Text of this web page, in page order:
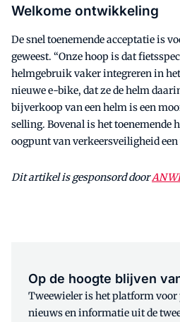
Welkome ontwikkeling
De snel toenemende acceptatie is
geweest. “Onze hoop is dat
helmgebruik vaker integreren in
nieuwe e-bike, dat ze de helm
bijverkoop van een helm is een
selling. Bovenal is het toenemende
oogpunt van verkeersveiligheid
Dit artikel is gesponsord door
Op de hoogte blijven
Tweewieler is het platform
nieuws en informatie uit de